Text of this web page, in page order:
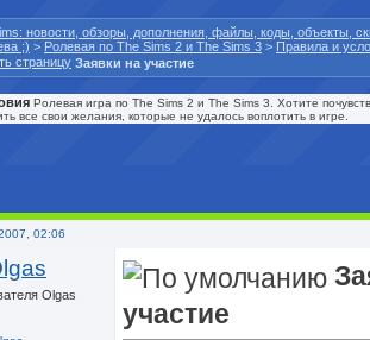
новости, обзоры, дополнения, файлы, коды, объекты,
;) > Ролевая по The Sims 2 и The Sims 3 > Правила и
Заявки на участие
Ролевая игра по The Sims 2 и The Sims 3. Хотите
все свои желания, которые не удалось воплотить в игре.
02:06
участие